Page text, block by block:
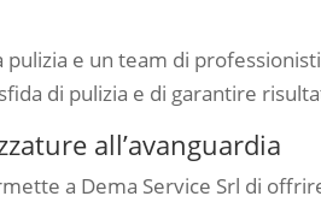
e un team di
di pulizia e di garantire
all’avanguardia
a Dema Service Srl di